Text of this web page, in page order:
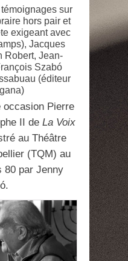
sur
hors pair et
exigeant avec
Jacques
Robert, Jean-
Szabó
(éditeur
occasion Pierre
II de La Voix
au Théâtre
(TQM) au
80 par Jenny